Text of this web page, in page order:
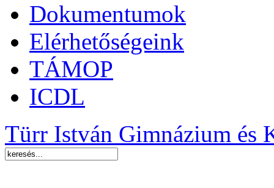
Dokumentumok
Elérhetőségeink
TÁMOP
ICDL
Türr István Gimnázium és